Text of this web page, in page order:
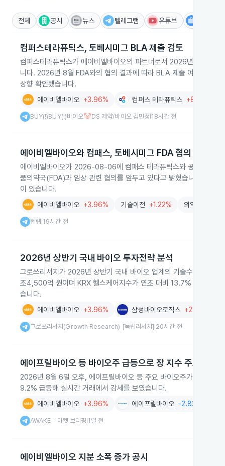
전체 공시 뉴스 텔레그램 유튜브
컴퍼스테라퓨틱스, 토베시미그 BLA 제출 검토
컴퍼스테라퓨틱스가 에이비엘바이오의 파트너로서 2026년 내 토베
니다. 2026년 8월 FDA와의 협의 결과에 따라 BLA 제출 여부를 결
상향 확인됐습니다.
에이비엘바이오 +3.96% 컴퍼스 테라퓨틱스 +8.79%
BUY(!)BUY(!)바이오🤡DS 제약/바이오 김민정 |18시간 전
에이비엘바이오와 컴패스, 토베시미그 FDA 협의 예정
에이비엘바이오가 2026-08-06에 컴패스 테라퓨틱스와 공동 개발
품의약국(FDA)과 임상 관련 협의를 앞두고 있다고 밝혔습니다. 협의
이 있습니다.
에이비엘바이오 +3.96% 기술이전 +1.22% 의약품
텐렙 |19시간 전
2026년 상반기 국내 바이오 투자전략 분석
그로쓰리서치가 2026년 상반기 국내 바이오 업계의 기술수출 실적
조4,500억 원이며 KRX 헬스케어지수가 연초 대비 13.7% 하락해 종
습니다.
에이비엘바이오 +3.96% 삼성바이오로직스 +2.77%
그로쓰리서치(Growth Research) [독립리서치] 20시간 전
에이프릴바이오 등 바이오주 급등으로 장 지수 주도
2026년 8월 6일 오후, 에이프릴바이오 등 주요 바이오주가 코스피와
9.2% 급등해 실시간 거래에서 강세를 보였습니다.
에이비엘바이오 +3.96% 에이프릴바이오 -2.82%
AWAKE - 마켓 브리핑 |1일 전
에이비엘바이오 지분 소폭 증가 공시